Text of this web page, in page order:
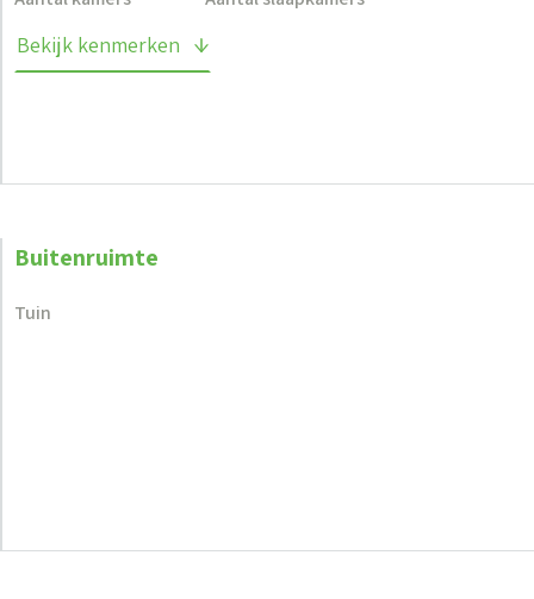
Bekijk kenmerken
Buitenruimte
Tuin